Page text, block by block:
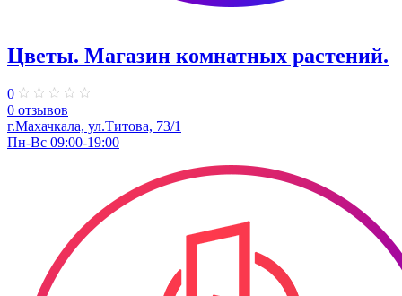
Цветы. ​Магазин комнатных растений.
0
0 отзывов
г.Махачкала, ул.Титова, 73/1
Пн-Вс 09:00-19:00